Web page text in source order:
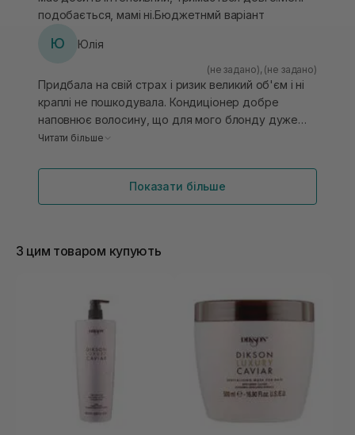
подобається, мамі ні.Бюджетнмй варіант
Ю Юлія
(не задано), (не задано)
Придбала на свій страх і ризик великий об'єм і ні
краплі не пошкодувала. Кондиціонер добре
наповнює волосину, що для мого блонду дуже
важливо. Підсушую волосся рушником, наношу і
гладке і шовковисте. Дуже круто, що кондиціонер
має накопичувальну дію! І як бонус, неймовірний
запах, який тримається на волоссі дуже довго.
Читати більше
Показати більше
З цим товаром купують